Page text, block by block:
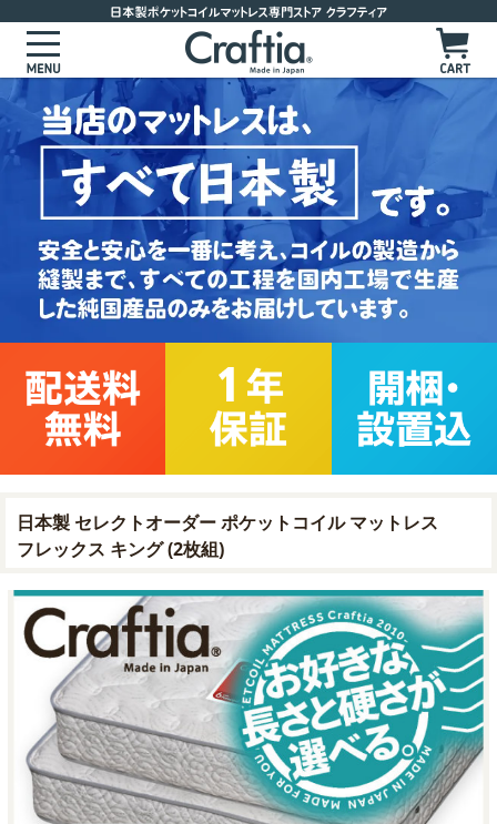
マットレスを選ぶ
サイズからマットレスを選ぶ
かたさからマットレスを選ぶ
かためのマットレス
ややかためのマットレス
標準的な硬さのマットレス
お客様の声
よくあるご質問
製品ラインナップ
ポケットコイルマットレス
セレクトオーダーマットレス
ピロートップ
ベッドパッド
ストア インフォメーション
納期について
お買い物ガイド
会社概要
お問い合わせ
マイページにログイン
日本製 セレクトオーダー ポケットコイル マットレス
フレックス キング (2枚組)